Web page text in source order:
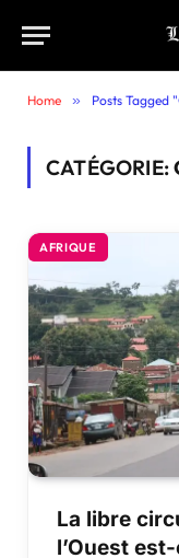
Home » Posts Tagged
CATÉGORIE:
AFRIQUE
La libre
l’Ouest